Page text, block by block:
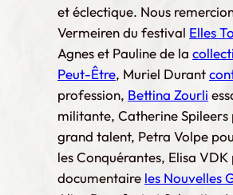
et éclectique. Nous
Vermeiren du festival Elles
Agnes et Pauline de la
Peut-Être, Muriel Durant
profession, Bettina Zourli
militante, Catherine Spileers
grand talent, Petra Volpe
les Conquérantes, Elisa VDK
documentaire les Nouvelles